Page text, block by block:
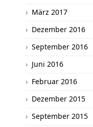
März 2017
Dezember 2016
September 2016
Juni 2016
Februar 2016
Dezember 2015
September 2015